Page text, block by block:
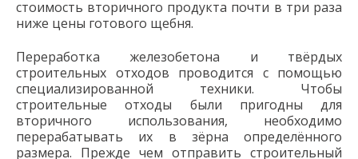
стоимость вторичного продукта почти в три раза
ниже цены готового щебня.
Переработка железобетона и твёрдых
строительных отходов проводится с помощью
специализированной техники. Чтобы
строительные отходы были пригодны для
вторичного использования, необходимо
перерабатывать их в зёрна определённого
размера. Прежде чем отправить строительный